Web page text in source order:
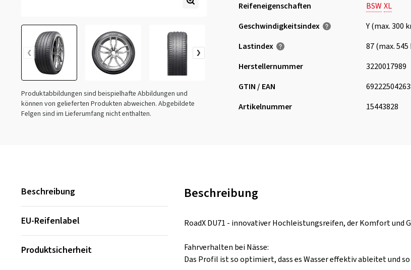
Produktabbildungen sind beispielhafte Abbildungen und
können von gelieferten Produkten abweichen. Abgebildete
Felgen sind im Lieferumfang nicht enthalten.
Reifeneigenschaften
BSWXL
Geschwindigkeits­index
Y (max. 300
Lastindex
87 (max. 545
Herstellernummer
3220017989
GTIN / EAN
Artikelnummer
15443828
Beschreibung
EU-Reifenlabel
Produktsicherheit
Beschreibung
RoadX DU71 - innovativer Hochleistungsreifen, der Komfort und
Fahrverhalten bei Nässe:
Das Profil ist so optimiert, dass es Wasser effektiv ableitet und